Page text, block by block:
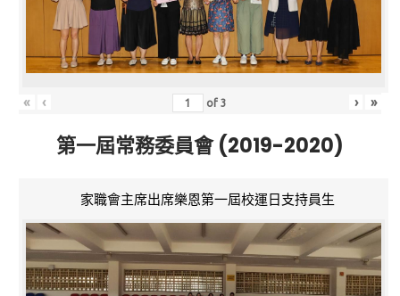
« ‹ of3 › »
第一屆常務委員會 (2019-2020)
家職會主席出席樂恩第一屆校運日支持員生